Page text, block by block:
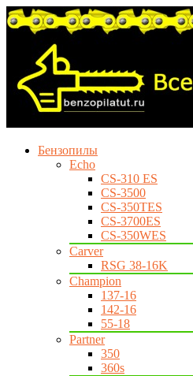
Бензопилы
Echo
CS-310 ES
CS-3500
CS-350TES
CS-3700ES
CS-350WES
Carver
RSG 38-16K
Champion
137-16
142-16
55-18
Partner
350
360s